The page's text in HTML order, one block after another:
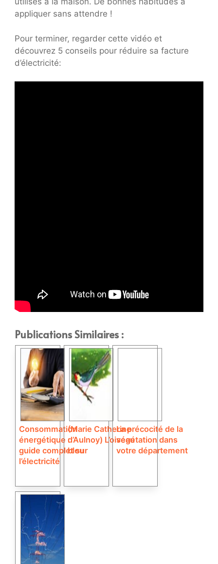
appliquer sans attendre !
Pour terminer, regarder cette vidéo et
découvrez 5 conseils pour réduire sa facture
d’électricité:
Publications Similaires :
Consommation
énergétique :
guide complet sur
l’électricité
(Marie Catherine
d’Aulnoy) L’oiseau
bleu
La précocité de la
végétation dans
votre département